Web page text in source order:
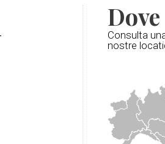
Consulta
nostre